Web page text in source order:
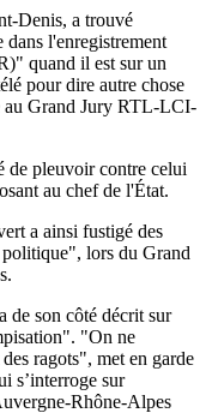
Denis, a trouvé
l'enregistrement
quand il est sur un
pour dire autre chose
au Grand Jury RTL-LCI-
de pleuvoir contre celui
au chef de l'État.
a ainsi fustigé des
lors du Grand
de son côté décrit sur
"On ne
ragots", met en garde
s’interroge sur
Rhône-Alpes